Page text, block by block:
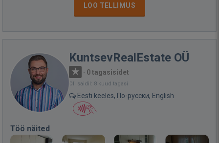
LOO TELLIMUS
KuntsevRealEstate OÜ
· 0 tagasisidet
Oli saidil: 8 kuud tagasi
Eesti keeles, По-русски, English
Töö näited